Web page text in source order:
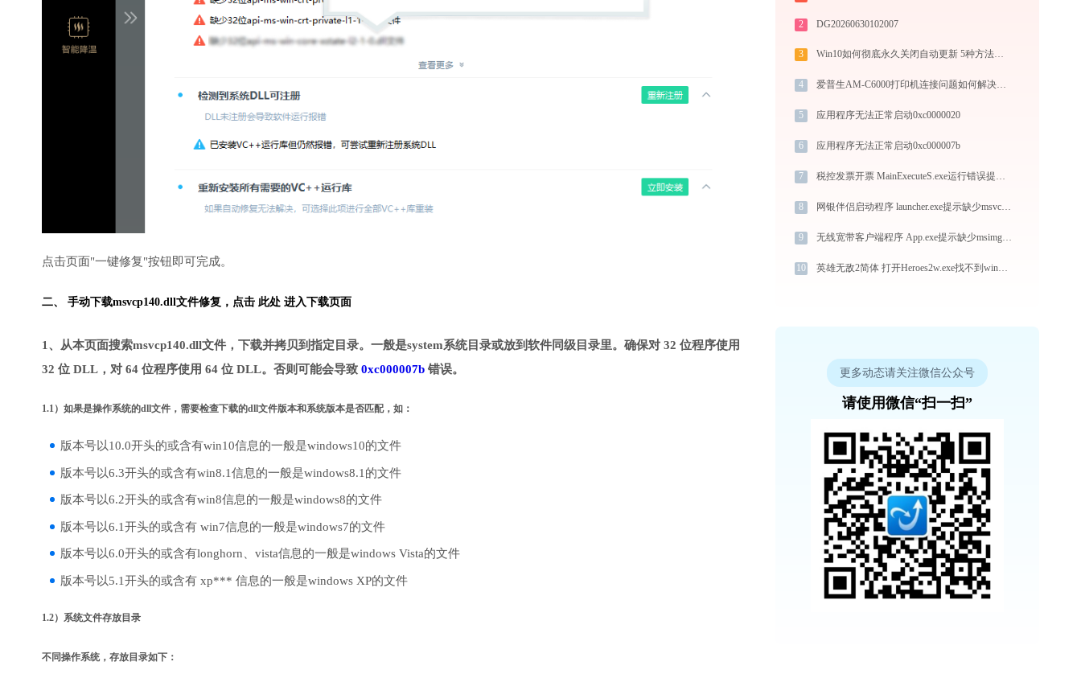
点击页面"一键修复"按钮即可完成。
二、 手动下载msvcp140.dll文件修复， 点击 此处 进入下载页面
1、从本页面搜索msvcp140.dll文件，下载并拷贝到指定目录。一般是system系统目录或放到软件同级目录里。确保对 32 位程序使用
32 位 DLL，对 64 位程序使用 64 位 DLL。否则可能会导致 0xc000007b 错误。
1.1）如果是操作系统的dll文件，需要检查下载的dll文件版本和系统版本是否匹配，如：
版本号以10.0开头的或含有win10信息的一般是windows10的文件
版本号以6.3开头的或含有win8.1信息的一般是windows8.1的文件
版本号以6.2开头的或含有win8信息的一般是windows8的文件
版本号以6.1开头的或含有 win7信息的一般是windows7的文件
版本号以6.0开头的或含有longhorn、vista信息的一般是windows Vista的文件
版本号以5.1开头的或含有 xp*** 信息的一般是windows XP的文件
1.2）系统文件存放目录
不同操作系统，存放目录如下：
2 DG20260630102007
3 Win10如何彻底永久关闭自动更新 5种方法教你永久关闭win10自动更新
4 爱普生AM-C6000打印机连接问题如何解决？-金山毒霸
5 应用程序无法正常启动0xc0000020
6 应用程序无法正常启动0xc000007b
7 税控发票开票 MainExecuteS.exe运行错误提示0xc000000d的解决办法
8 网银伴侣启动程序 launcher.exe提示缺少msvcr100.dll文件的解决办法
9 无线宽带客户端程序 App.exe提示缺少msimg32.dll文件的解决办法
10 英雄无敌2简体 打开Heroes2w.exe找不到wing32.dll怎么办
更多动态请关注微信公众号
请使用微信“扫一扫”